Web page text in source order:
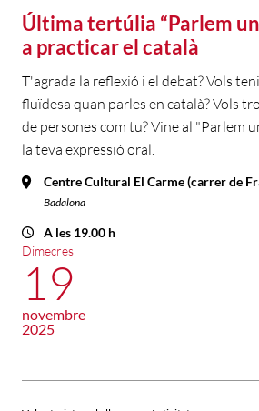
Última tertúlia “Parlem
a practicar el català
T'agrada la reflexió i el debat? Vols
fluïdesa quan parles en català? Vols
de persones com tu? Vine al "Parlem
la teva expressió oral.
Centre Cultural El Carme (carrer de
Badalona
A les 19.00 h
Dimecres
19
novembre
2025